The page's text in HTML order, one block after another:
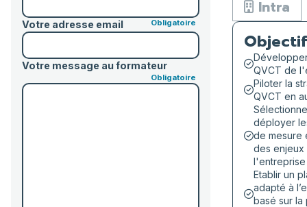
Votre adresse email
Votre message au formateur
Intra
QVCT de
Piloter la
QVCT en
déployer
de mesure
des enjeux
l'entreprise
Etablir un
adapté à
basé sur la